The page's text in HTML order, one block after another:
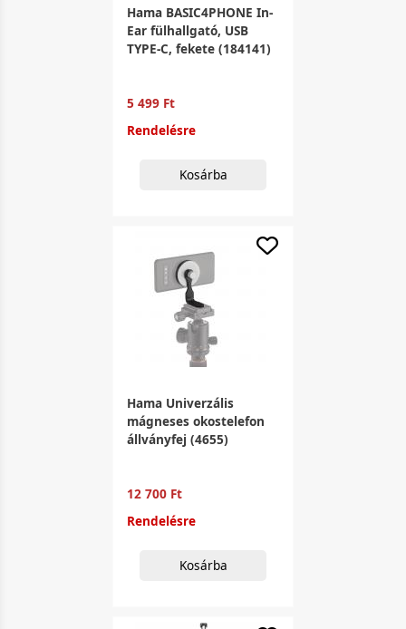
Hama BASIC4PHONE In-
Ear fülhallgató, USB
TYPE-C, fekete (184141)
5 499 Ft
Rendelésre
Kosárba
Hama Univerzális
mágneses okostelefon
állványfej (4655)
12 700 Ft
Rendelésre
Kosárba